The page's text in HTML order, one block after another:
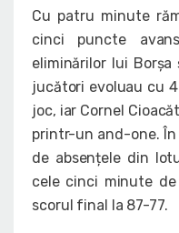
Cu patru minute
cinci puncte
eliminărilor lui
jucători evoluau cu
joc, iar Cornel
printr-un and-one.
de absențele din
cele cinci minute
scorul final la 87-77.